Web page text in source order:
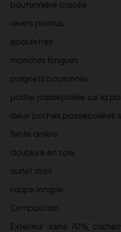
boutonnière croisée
revers pointus
épaulettes
manches longues
poignets boutonnés
poche passepoilée sur la
deux poches passepoilées
fente arrière
doublure en soie
ourlet droit
coupe longue
Composition
Extérieur : laine 70%,